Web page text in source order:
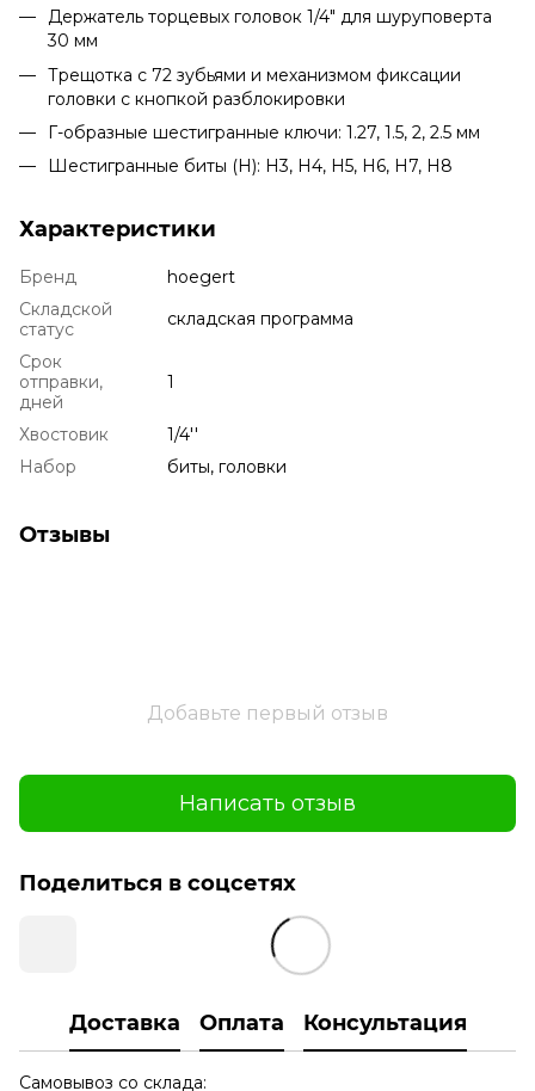
Держатель торцевых головок 1/4" для шуруповерта
30 мм
Трещотка с 72 зубьями и механизмом фиксации
головки с кнопкой разблокировки
Г-образные шестигранные ключи: 1.27, 1.5, 2, 2.5 мм
Шестигранные биты (H): H3, H4, H5, H6, H7, H8
Характеристики
Бренд
hoegert
Складской
статус
складская программа
Срок
отправки,
дней
1
Хвостовик
1/4''
Набор
биты, головки
Отзывы
Добавьте первый отзыв
Написать отзыв
Поделиться в соцсетях
Доставка Оплата Консультация
Самовывоз со склада: